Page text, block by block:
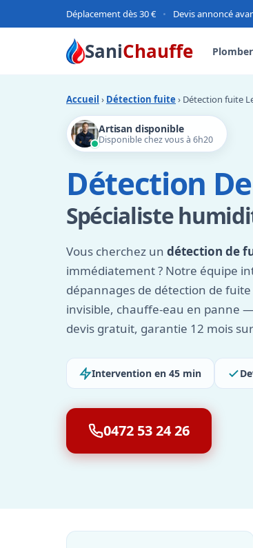
Déplacement dès 30 € • Devis annoncé
SaniChauffe
Accueil › Détection fuite › Détection fuite
Artisan disponible
Disponible chez vous à 6h20
Détection
Spécialiste
Vous cherchez un détection de
immédiatement ? Notre équipe
dépannages de détection de
invisible, chauffe-eau en panne
devis gratuit, garantie 12 mois
Intervention en 45 min
0472 53 24 26